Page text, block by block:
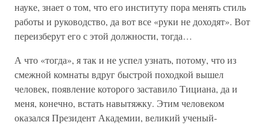
науке, знает о том, что его институту пора менять стиль
работы и руководство, да вот все «руки не доходят». Вот
переизберут его с этой должности, тогда…
А что «тогда», я так и не успел узнать, потому, что из
смежной комнаты вдруг быстрой походкой вышел
человек, появление которого заставило Тициана, да и
меня, конечно, встать навытяжку. Этим человеком
оказался Президент Академии, великий ученый-